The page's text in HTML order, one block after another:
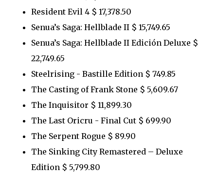
Resident Evil 4 $ 17,378.50
Senua’s Saga: Hellblade II $ 15,749.65
Senua’s Saga: Hellblade II Edición Deluxe $
22,749.65
Steelrising - Bastille Edition $ 749.85
The Casting of Frank Stone $ 5,609.67
The Inquisitor $ 11,899.30
The Last Oricru - Final Cut $ 699.90
The Serpent Rogue $ 89.90
The Sinking City Remastered – Deluxe
Edition $ 5,799.80